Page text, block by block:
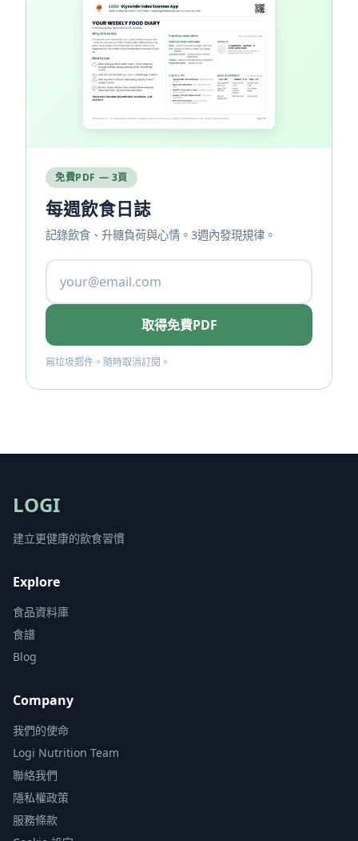
免費PDF — 3頁
每週飲食日誌
記錄飲食、升糖負荷與心情。3週內發現規律。
取得免費PDF
無垃圾郵件。隨時取消訂閱。
LOGI
建立更健康的飲食習慣
Explore
食品資料庫
食譜
Blog
Company
我們的使命
Logi Nutrition Team
聯絡我們
隱私權政策
服務條款